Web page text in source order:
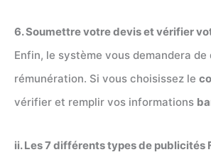
6. Soumettre votre devis et vérifier
Enfin, le système vous demandera
rémunération. Si vous choisissez le
vérifier et remplir vos informations
ii. Les 7 différents types de publicités